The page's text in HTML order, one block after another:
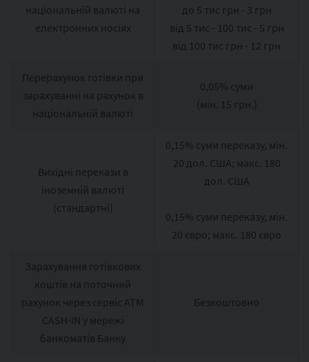
національній валюті на
електронних носіях
до 5 тис грн - 3 грн
від 5 тис - 100 тис - 5 грн
від 100 тис грн - 12 грн
Перерахунок готівки при
зарахуванні на рахунок в
національній валюті
0,05% суми
(мін. 15 грн.)
Вихідні перекази в
іноземній валюті
(стандартні)
0,15% суми переказу, мін.
20 дол. США; макс. 180
дол. США
0,15% суми переказу, мін.
20 євро; макс. 180 євро
Зарахування готівкових
коштів на поточний
рахунок через сервіс ATM
CASH-IN у мережі
банкоматів Банку
Безкоштовно